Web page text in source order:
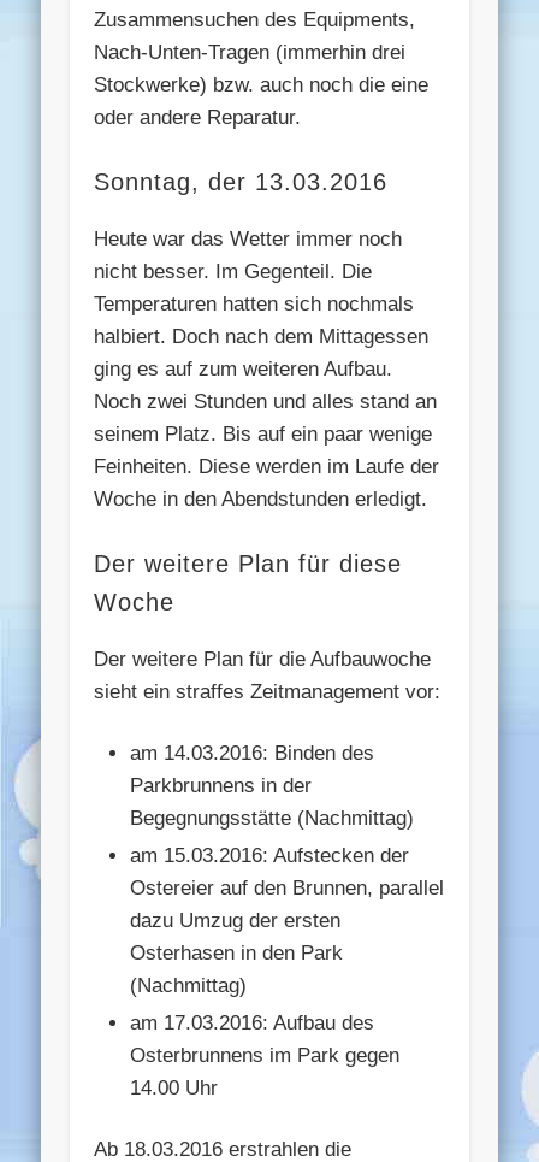
Zusammensuchen des Equipments,
Nach-Unten-Tragen (immerhin drei
Stockwerke) bzw. auch noch die eine
oder andere Reparatur.
Sonntag, der 13.03.2016
Heute war das Wetter immer noch
nicht besser. Im Gegenteil. Die
Temperaturen hatten sich nochmals
halbiert. Doch nach dem Mittagessen
ging es auf zum weiteren Aufbau.
Noch zwei Stunden und alles stand an
seinem Platz. Bis auf ein paar wenige
Feinheiten. Diese werden im Laufe der
Woche in den Abendstunden erledigt.
Der weitere Plan für diese
Woche
Der weitere Plan für die Aufbauwoche
sieht ein straffes Zeitmanagement vor:
am 14.03.2016: Binden des
Parkbrunnens in der
Begegnungsstätte (Nachmittag)
am 15.03.2016: Aufstecken der
Ostereier auf den Brunnen, parallel
dazu Umzug der ersten
Osterhasen in den Park
(Nachmittag)
am 17.03.2016: Aufbau des
Osterbrunnens im Park gegen
14.00 Uhr
Ab 18.03.2016 erstrahlen die